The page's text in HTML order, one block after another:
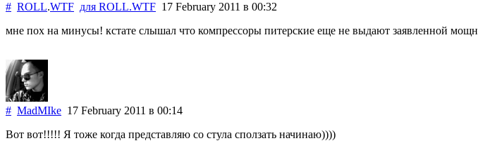
# ROLL.WTF для ROLL.WTF 17 February 2011 в 00:32
мне пох на минусы! кстате слышал что компрессоры питерские еще не выдают заявленной
# MadMIke 17 February 2011 в 00:14
Вот вот!!!!! Я тоже когда представляю со стула сползать начинаю))))